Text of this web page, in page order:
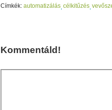
Címkék: automatizálás célkitűzés
Kommentáld!